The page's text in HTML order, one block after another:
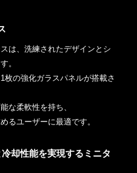
は、洗練されたデザインとシ
。
枚の強化ガラスパネルが搭載さ
な柔軟性を持ち、
るユーザーに最適です。
却性能を実現するミニタ